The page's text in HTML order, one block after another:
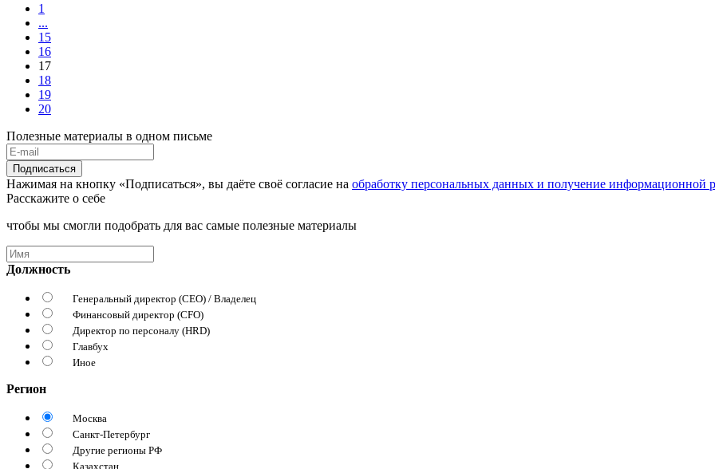
1
...
15
16
17
18
19
20
Полезные материалы в одном письме
Подписаться
Нажимая на кнопку «Подписаться», вы даёте своё согласие на обработку персональных данных и получение информационной
Расскажите о себе
чтобы мы смогли подобрать для вас самые полезные материалы
Должность
Генеральный директор (CEO) / Владелец
Финансовый директор (CFO)
Директор по персоналу (HRD)
Главбух
Иное
Регион
Москва
Санкт-Петербург
Другие регионы РФ
Казахстан